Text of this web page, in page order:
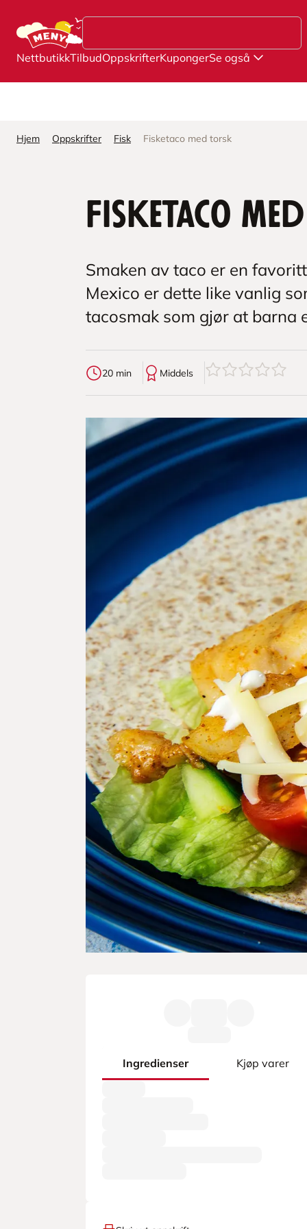
NettbutikkTilbudOppskrifterKupongerSe også
Hjem Oppskrifter Fisk Fisketaco med torsk
Fisketaco
Smaken av taco er en
Mexico er dette like vanlig
tacosmak som gjør at barna
20 min Middels 0av5stjerner
Ingredienser Kjøp varer